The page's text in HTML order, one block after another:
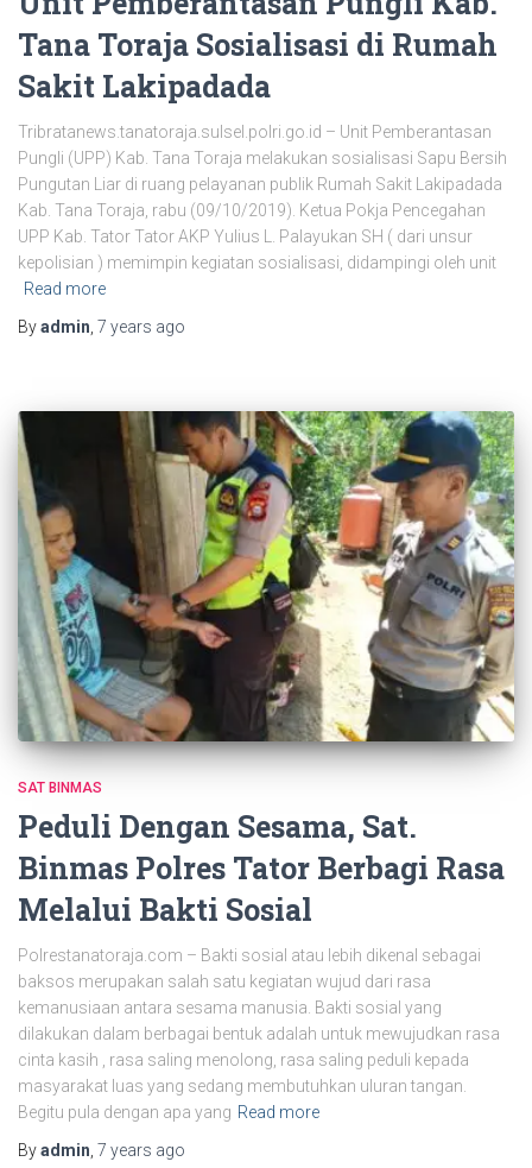
Tana Toraja Sosialisasi di Rumah
Sakit Lakipadada
Tribratanews.tanatoraja.sulsel.polri.go.id – Unit Pemberantasan
Pungli (UPP) Kab. Tana Toraja melakukan sosialisasi Sapu Bersih
Pungutan Liar di ruang pelayanan publik Rumah Sakit Lakipadada
Kab. Tana Toraja, rabu (09/10/2019). Ketua Pokja Pencegahan
UPP Kab. Tator Tator AKP Yulius L. Palayukan SH ( dari unsur
kepolisian ) memimpin kegiatan sosialisasi, didampingi oleh unit
Read more
Byadmin 7 years ago
SAT BINMAS
Peduli Dengan Sesama, Sat.
Binmas Polres Tator Berbagi Rasa
Melalui Bakti Sosial
Polrestanatoraja.com – Bakti sosial atau lebih dikenal sebagai
baksos merupakan salah satu kegiatan wujud dari rasa
kemanusiaan antara sesama manusia. Bakti sosial yang
dilakukan dalam berbagai bentuk adalah untuk mewujudkan rasa
cinta kasih , rasa saling menolong, rasa saling peduli kepada
masyarakat luas yang sedang membutuhkan uluran tangan.
Begitu pula dengan apa yang Read more
Byadmin, 7 years ago